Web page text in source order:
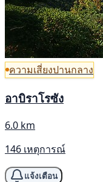
ความเสี่ยงปานกลาง
อาบิราโรซัง
6.0 km
146 เหตุการณ์
แจ้งเตือน